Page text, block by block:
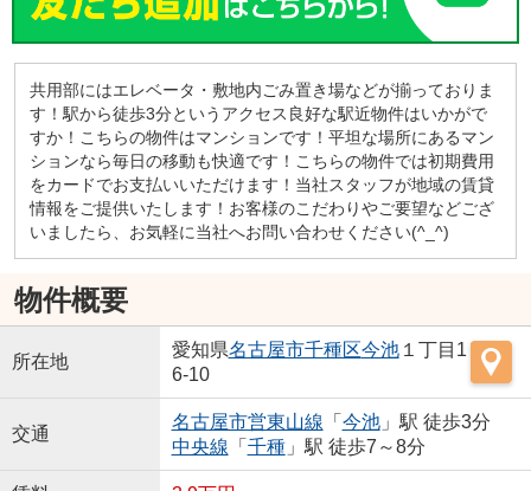
共用部にはエレベータ・敷地内ごみ置き場などが揃っておりま
す！駅から徒歩3分というアクセス良好な駅近物件はいかがで
すか！こちらの物件はマンションです！平坦な場所にあるマン
ションなら毎日の移動も快適です！こちらの物件では初期費用
をカードでお支払いいただけます！当社スタッフが地域の賃貸
情報をご提供いたします！お客様のこだわりやご要望などござ
いましたら、お気軽に当社へお問い合わせください(^_^)
物件概要
所在地
愛知県名古屋市千種区今池１丁目1
6-10
交通
名古屋市営東山線 「 今池」駅 徒歩3分
中央線 「 千種」駅 徒歩7～8分